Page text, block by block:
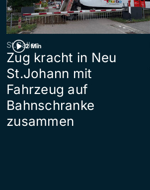
2 Min
St.Gallen
Zug kracht in Neu
St.Johann mit
Fahrzeug auf
Bahnschranke
zusammen